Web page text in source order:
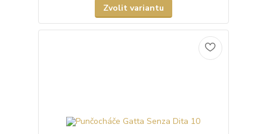
Zvolit variantu